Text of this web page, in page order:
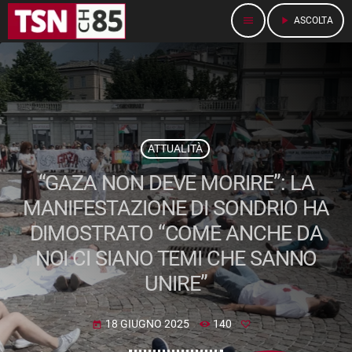
menu play_arrow ASCOLTA
ATTUALITÀ
“GAZA NON DEVE MORIRE”: LA
MANIFESTAZIONE DI SONDRIO HA
DIMOSTRATO “COME ANCHE DA
NOI CI SIANO TEMI CHE SANNO
UNIRE”
today 18 GIUGNO 2025 140